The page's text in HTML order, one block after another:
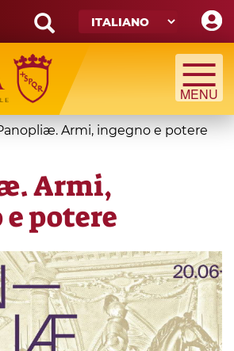
Armi, ingegno e potere
Armi,
potere